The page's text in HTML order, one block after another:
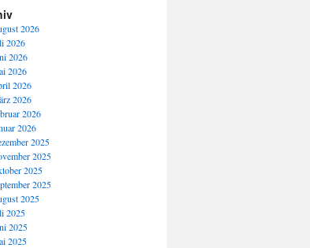
2026
2026
2026
2026
2026
2026
2026
2026
2025
2025
2025
2025
2025
2025
2025
2025